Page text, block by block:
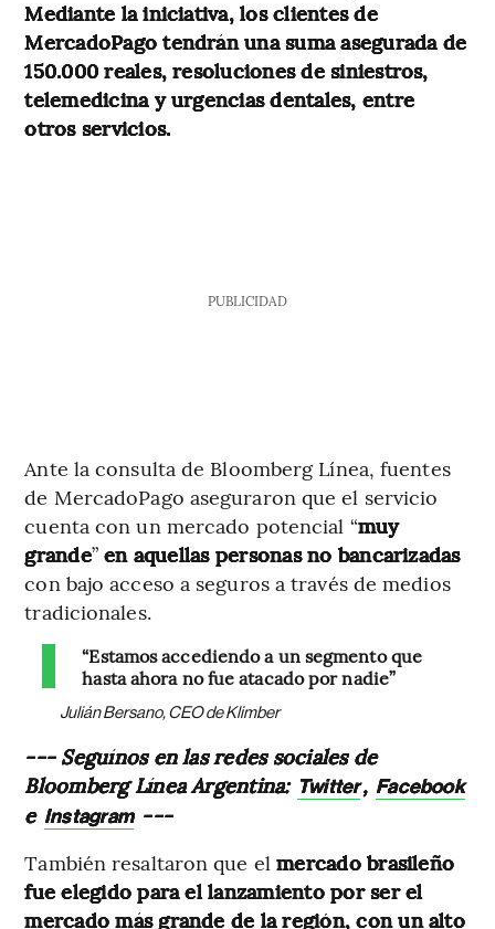
Mediante la iniciativa, los clientes de
MercadoPago tendrán una suma asegurada de
150.000 reales, resoluciones de siniestros,
telemedicina y urgencias dentales, entre
otros servicios.
PUBLICIDAD
Ante la consulta de Bloomberg Línea, fuentes
de MercadoPago aseguraron que el servicio
cuenta con un mercado potencial “muy
grande”en aquellas personas no bancarizadas
con bajo acceso a seguros a través de medios
tradicionales.
“Estamos accediendo a un segmento que
hasta ahora no fue atacado por nadie”
Julián Bersano, CEO de Klimber
--- Seguínos en las redes sociales de
Bloomberg Línea Argentina: Twitter, Facebook
e Instagram ---
También resaltaron que el mercado brasileño
fue elegido para el lanzamiento por ser el
mercado más grande de la región, con un alto